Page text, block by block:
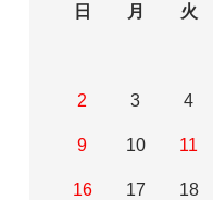
日
月 火
2 3 4
9 10 11
16 17 18